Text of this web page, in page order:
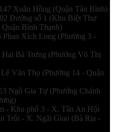
Xuân Hồng (Quận Tân Bình)
Đường số 1 (Khu Biệt Thự
Bình Thạnh)
Phan Xích Long (Phường 3 -
Hai Bà Trưng (Phường Võ Thị
Lê Văn Thọ (Phường 14 - Quận
Ngô Gia Tự (Phường Chánh
- Khu phố 3 - X. Tân An Hội
Trỗi - X. Ngãi Giao (Bà Rịa -